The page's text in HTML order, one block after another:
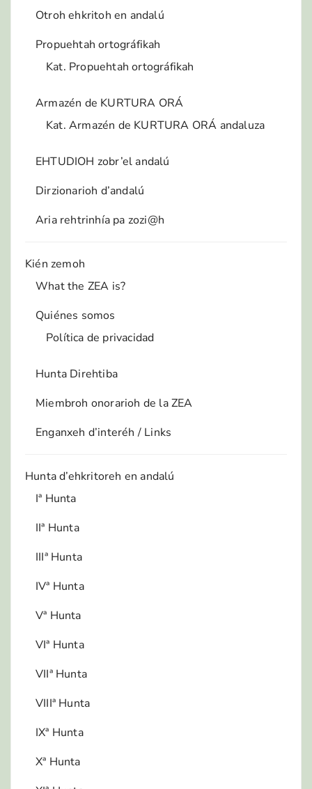
Otroh ehkritoh en andalú
Propuehtah ortográfikah
Kat. Propuehtah ortográfikah
Armazén de KURTURA ORÁ
Kat. Armazén de KURTURA ORÁ andaluza
EHTUDIOH zobr’el andalú
Dirzionarioh d’andalú
Aria rehtrinhía pa zozi@h
Kién zemoh
What the ZEA is?
Quiénes somos
Política de privacidad
Hunta Direhtiba
Miembroh onorarioh de la ZEA
Enganxeh d’interéh / Links
Hunta d’ehkritoreh en andalú
Iª Hunta
IIª Hunta
IIIª Hunta
IVª Hunta
Vª Hunta
VIª Hunta
VIIª Hunta
VIIIª Hunta
IXª Hunta
Xª Hunta